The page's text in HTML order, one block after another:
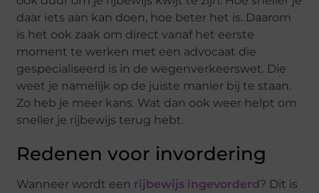
daar iets aan kan doen, hoe beter het is. Daarom
is het ook zaak om direct vanaf het eerste
moment te werken met een advocaat die
gespecialiseerd is in de wegenverkeerswet. Die
weet je namelijk op de juiste manier bij te staan.
Zo heb je meer kans. Wat dan ook weer helpt om
sneller je rijbewijs terug hebt.
Redenen voor invordering
Wanneer wordt een rijbewijs ingevorderd? Dit is